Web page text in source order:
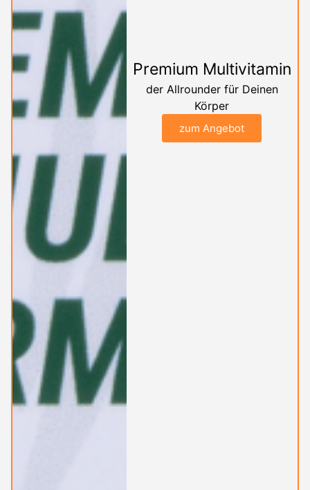
Premium Multivitamin
der Allrounder für Deinen
Körper
zum Angebot